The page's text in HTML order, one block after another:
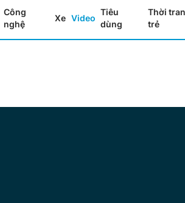
Công
nghệ
Xe Video
Tiêu
dùng
Thời
trẻ